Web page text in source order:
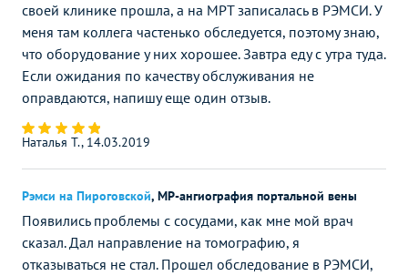
своей клинике прошла, а на МРТ записалась в РЭМСИ. У
меня там коллега частенько обследуется, поэтому знаю,
что оборудование у них хорошее. Завтра еду с утра туда.
Если ожидания по качеству обслуживания не
оправдаются, напишу еще один отзыв.
Наталья Т., 14.03.2019
Рэмси на Пироговской, МР-ангиография портальной вены
Появились проблемы с сосудами, как мне мой врач
сказал. Дал направление на томографию, я
отказываться не стал. Прошел обследование в РЭМСИ,